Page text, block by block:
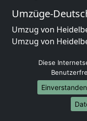
Umzüge-
Umzug von
Umzug von
Umzug von
Umzug von
Umzug von
Umzug von
Umzug von
Diese
Einverstanden